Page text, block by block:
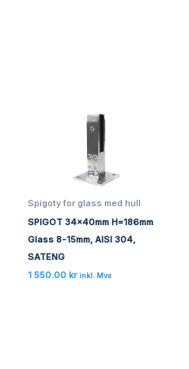
Spigoty for glass med hull
SPIGOT 34x40mm H=186mm
Glass 8-15mm, AISI 304,
SATENG
1 550.00 kr inkl. Mva